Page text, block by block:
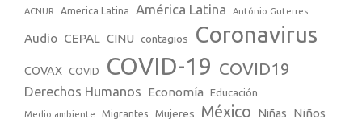
ACNUR America Latina América Latina António Guterres
Audio CEPAL CINU contagios Coronavirus
COVAX COVID COVID-19 COVID19
Derechos Humanos Economía Educación
Medio ambiente Migrantes Mujeres México Niñas Niños